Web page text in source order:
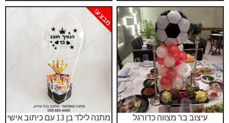
מתנה לילד בן 13 עם כיתוב אישי
מבצע!
עיצוב בר מצווה כדורגל